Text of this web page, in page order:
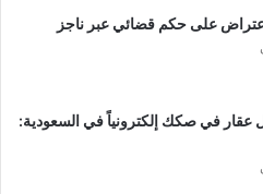
على حكم قضائي عبر ناجز
عقار في صكك إلكترونياً في السعودية: